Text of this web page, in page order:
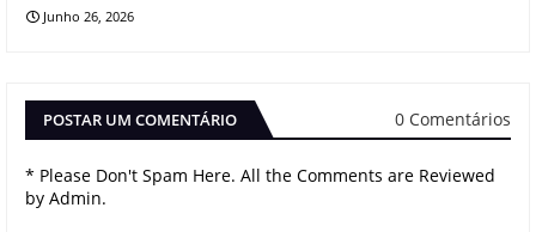
Junho 26, 2026
POSTAR UM COMENTÁRIO 0 Comentários
* Please Don't Spam Here. All the Comments are Reviewed
by Admin.